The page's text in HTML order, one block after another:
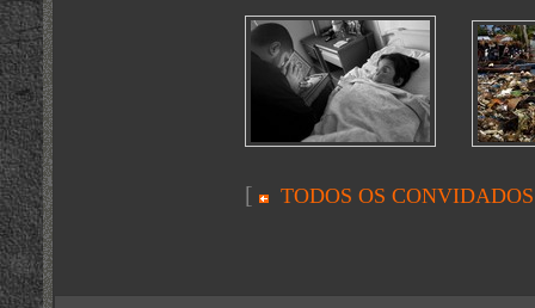
[ TODOS OS CONVIDADOS